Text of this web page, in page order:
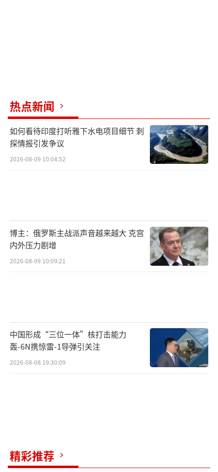
热点新闻
如何看待印度打听雅下水电项目细节 刺
探情报引发争议
2026-08-09 10:04:52
博主：俄罗斯主战派声音越来越大 克宫
内外压力剧增
2026-08-09 10:09:21
中国形成“三位一体”核打击能力
轰-6N携惊雷-1导弹引关注
2026-08-08 19:30:09
精彩推荐